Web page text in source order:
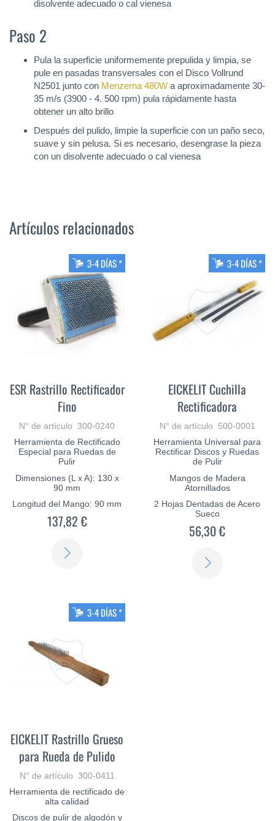
disolvente adecuado o cal vienesa
Paso 2
Pula la superficie uniformemente prepulida y limpia, se
pule en pasadas transversales con el Disco Vollrund
N2501 junto con Menzerna 480W a aproximadamente 30-
35 m/s (3900 - 4. 500 rpm) pula rápidamente hasta
obtener un alto brillo
Después del pulido, limpie la superficie con un paño seco,
suave y sin pelusa. Si es necesario, desengrase la pieza
con un disolvente adecuado o cal vienesa
Artículos relacionados
3-4 DÍAS *
ESR Rastrillo Rectificador
Fino
N° de artículo 300-0240
Herramienta de Rectificado
Especial para Ruedas de
Pulir
Dimensiones (L x A): 130 x
90 mm
Longitud del Mango: 90 mm
137,82 €
3-4 DÍAS *
EICKELIT Cuchilla
Rectificadora
N° de artículo 500-0001
Herramienta Universal para
Rectificar Discos y Ruedas
de Pulir
Mangos de Madera
Atornillados
2 Hojas Dentadas de Acero
Sueco
56,30 €
3-4 DÍAS *
EICKELIT Rastrillo Grueso
para Rueda de Pulido
N° de artículo 300-0411
Herramienta de rectificado de
alta calidad
Discos de pulir de algodón y